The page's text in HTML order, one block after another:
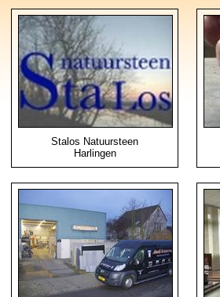
Stalos Natuursteen
Harlingen